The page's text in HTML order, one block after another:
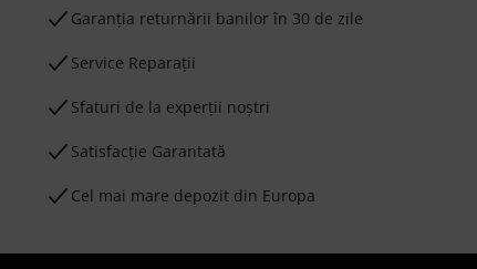
Garanţia returnării banilor în 30 de zile
Service Reparații
Sfaturi de la experții noștri
Satisfacție Garantată
Cel mai mare depozit din Europa